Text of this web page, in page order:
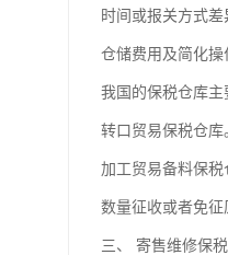
时间或报关方式
仓储费用及简化
我国的保税仓库
转口贸易保税仓
加工贸易备料保
数量征收或者免
三、 寄售维修保